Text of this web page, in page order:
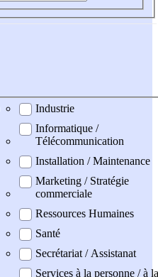
Industrie
Informatique /
Télécommunication
Installation / Maintenance
Marketing / Stratégie
commerciale
Ressources Humaines
Santé
Secrétariat / Assistanat
Services à la personne / à la